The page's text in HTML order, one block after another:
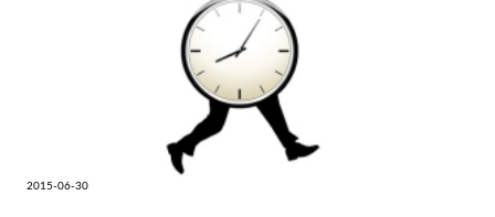
2015-06-30